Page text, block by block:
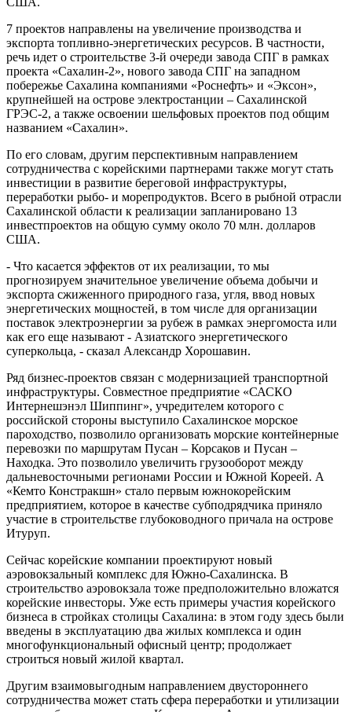
7 проектов направлены на увеличение производства и
экспорта топливно-энергетических ресурсов. В частности,
речь идет о строительстве 3-й очереди завода СПГ в рамках
проекта «Сахалин-2», нового завода СПГ на западном
побережье Сахалина компаниями «Роснефть» и «Эксон»,
крупнейшей на острове электростанции – Сахалинской
ГРЭС-2, а также освоении шельфовых проектов под общим
названием «Сахалин».
По его словам, другим перспективным направлением
сотрудничества с корейскими партнерами также могут стать
инвестиции в развитие береговой инфраструктуры,
переработки рыбо- и морепродуктов. Всего в рыбной отрасли
Сахалинской области к реализации запланировано 13
инвестпроектов на общую сумму около 70 млн. долларов
США.
- Что касается эффектов от их реализации, то мы
прогнозируем значительное увеличение объема добычи и
экспорта сжиженного природного газа, угля, ввод новых
энергетических мощностей, в том числе для организации
поставок электроэнергии за рубеж в рамках энергомоста или
как его еще называют - Азиатского энергетического
суперкольца, - сказал Александр Хорошавин.
Ряд бизнес-проектов связан с модернизацией транспортной
инфраструктуры. Совместное предприятие «САСКО
Интернешэнэл Шиппинг», учредителем которого с
российской стороны выступило Сахалинское морское
пароходство, позволило организовать морские контейнерные
перевозки по маршрутам Пусан – Корсаков и Пусан –
Находка. Это позволило увеличить грузооборот между
дальневосточными регионами России и Южной Кореей. А
«Кемто Констракшн» стало первым южнокорейским
предприятием, которое в качестве субподрядчика приняло
участие в строительстве глубоководного причала на острове
Итуруп.
Сейчас корейские компании проектируют новый
аэровокзальный комплекс для Южно-Сахалинска. В
строительство аэровокзала тоже предположительно вложатся
корейские инвесторы. Уже есть примеры участия корейского
бизнеса в стройках столицы Сахалина: в этом году здесь были
введены в эксплуатацию два жилых комплекса и один
многофункциональный офисный центр; продолжает
строиться новый жилой квартал.
Другим взаимовыгодным направлением двустороннего
сотрудничества может стать сфера переработки и утилизации